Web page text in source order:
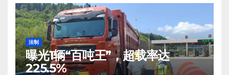
法制
曝光1辆“百吨王”，超载率达
225.5%